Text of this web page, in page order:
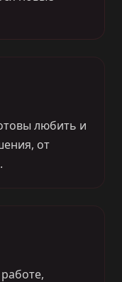
любить и
от